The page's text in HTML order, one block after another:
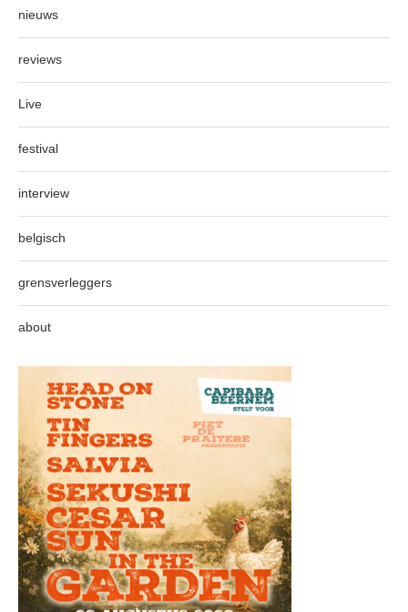
nieuws
reviews
Live
festival
interview
belgisch
grensverleggers
about